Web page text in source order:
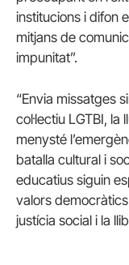
institucions i difon
mitjans de
impunitat”.
“Envia missatges
col·lectiu LGTBI,
menysté
batalla cultural i
educatius siguin
valors
justícia social i la